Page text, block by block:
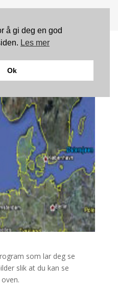
Earth
som lar deg se
slik at du kan se
å gi deg en god
Les mer
Ok